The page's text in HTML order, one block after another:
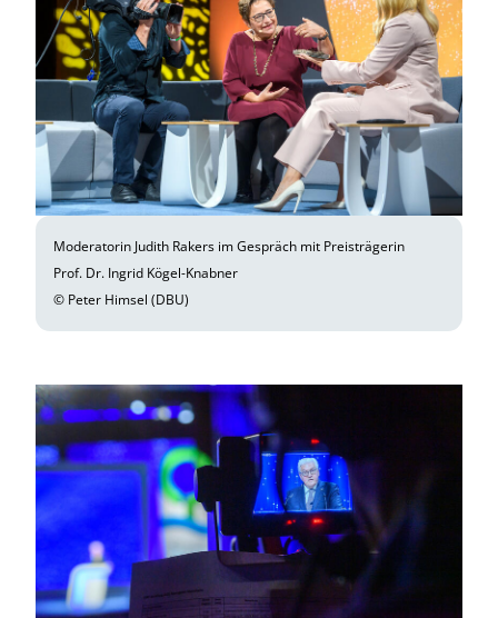
Moderatorin Judith Rakers im Gespräch mit Preisträgerin
Prof. Dr. Ingrid Kögel-Knabner
© Peter Himsel (DBU)